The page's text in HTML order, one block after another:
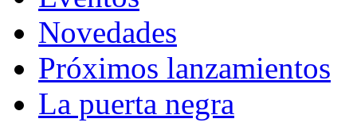
Novedades
Próximos lanzamientos
La puerta negra